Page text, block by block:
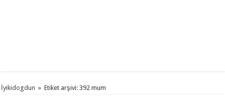
İyikidogdun » Etiket arşivi: 392 mum